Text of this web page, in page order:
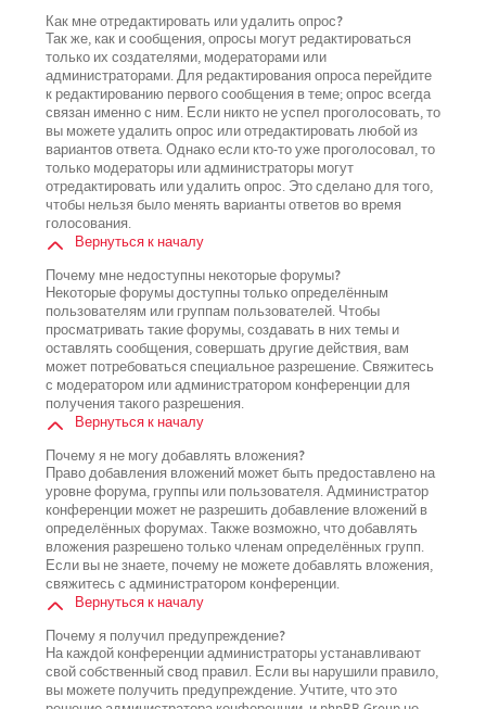
Как мне отредактировать или удалить опрос?
Так же, как и сообщения, опросы могут редактироваться
только их создателями, модераторами или
администраторами. Для редактирования опроса перейдите
к редактированию первого сообщения в теме; опрос всегда
связан именно с ним. Если никто не успел проголосовать, то
вы можете удалить опрос или отредактировать любой из
вариантов ответа. Однако если кто-то уже проголосовал, то
только модераторы или администраторы могут
отредактировать или удалить опрос. Это сделано для того,
чтобы нельзя было менять варианты ответов во время
голосования.
Вернуться к началу
Почему мне недоступны некоторые форумы?
Некоторые форумы доступны только определённым
пользователям или группам пользователей. Чтобы
просматривать такие форумы, создавать в них темы и
оставлять сообщения, совершать другие действия, вам
может потребоваться специальное разрешение. Свяжитесь
с модератором или администратором конференции для
получения такого разрешения.
Вернуться к началу
Почему я не могу добавлять вложения?
Право добавления вложений может быть предоставлено на
уровне форума, группы или пользователя. Администратор
конференции может не разрешить добавление вложений в
определённых форумах. Также возможно, что добавлять
вложения разрешено только членам определённых групп.
Если вы не знаете, почему не можете добавлять вложения,
свяжитесь с администратором конференции.
Вернуться к началу
Почему я получил предупреждение?
На каждой конференции администраторы устанавливают
свой собственный свод правил. Если вы нарушили правило,
вы можете получить предупреждение. Учтите, что это